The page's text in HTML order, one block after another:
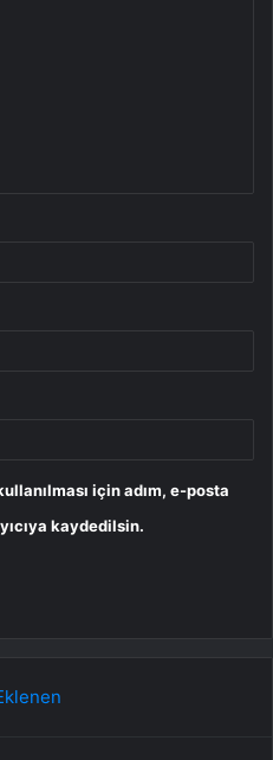
için adım, e-posta
kaydedilsin.